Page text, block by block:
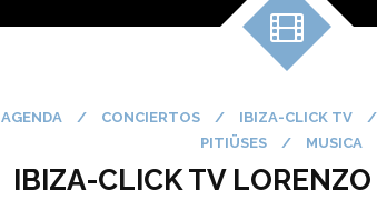
AGENDA / CONCIERTOS / IBIZA-CLICK TV /
PITIÜSES
/ MUSICA
IBIZA-CLICK TV